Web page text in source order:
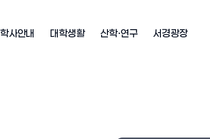
학사안내 대학생활 산학·연구 서경광장